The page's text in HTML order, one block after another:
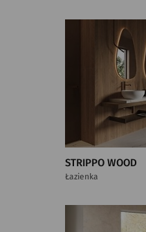
STRIPPO WOOD
Łazienka